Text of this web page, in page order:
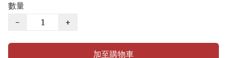
數量
−
+
加至購物車